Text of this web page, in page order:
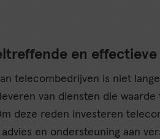
en
telecombedrijven is niet
van diensten die
deze reden investeren
en ondersteuning aan